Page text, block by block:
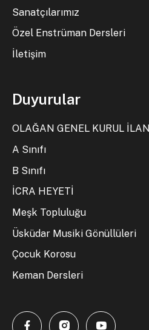
Sanatçılarımız
Özel Enstrüman Dersleri
İletişim
Duyurular
OLAĞAN GENEL KURUL İLANI
A Sınıfı
B Sınıfı
İCRA HEYETİ
Meşk Topluluğu
Üsküdar Musiki Gönüllüleri
Çocuk Korosu
Keman Dersleri